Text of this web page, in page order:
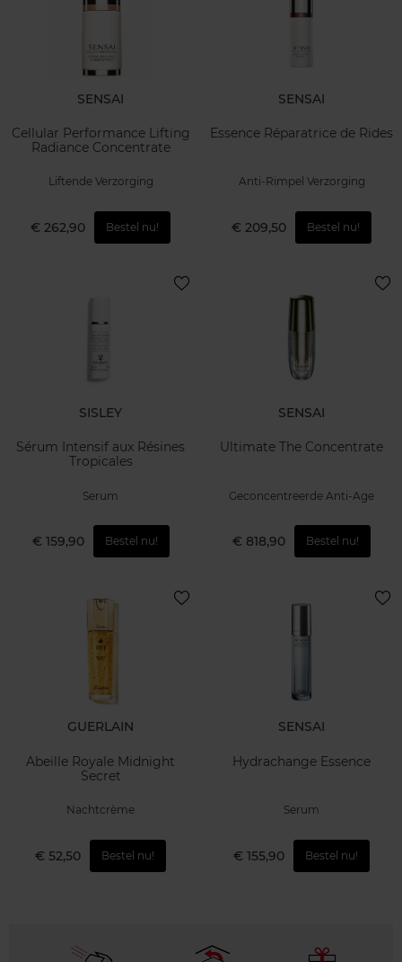
SENSAI
Cellular Performance Lifting
Radiance Concentrate
Liftende Verzorging
€ 262,90 Bestel nu!
SENSAI
Essence Réparatrice de Rides
Anti-Rimpel Verzorging
€ 209,50 Bestel nu!
SISLEY
Sérum Intensif aux Résines
Tropicales
Serum
€ 159,90 Bestel nu!
SENSAI
Ultimate The Concentrate
Geconcentreerde Anti-Age
€ 818,90 Bestel nu!
GUERLAIN
Abeille Royale Midnight
Secret
Nachtcrème
€ 52,50 Bestel nu!
SENSAI
Hydrachange Essence
Serum
€ 155,90 Bestel nu!